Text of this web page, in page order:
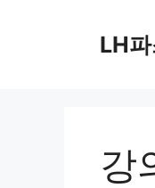
LH
강